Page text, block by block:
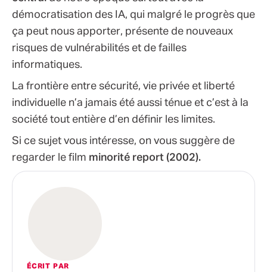
démocratisation des IA, qui malgré le progrès que
ça peut nous apporter, présente de nouveaux
risques de vulnérabilités et de failles
informatiques.
La frontière entre sécurité, vie privée et liberté
individuelle n’a jamais été aussi ténue et c’est à la
société tout entière d’en définir les limites.
Si ce sujet vous intéresse, on vous suggère de
regarder le film minorité report (2002).
ÉCRIT PAR